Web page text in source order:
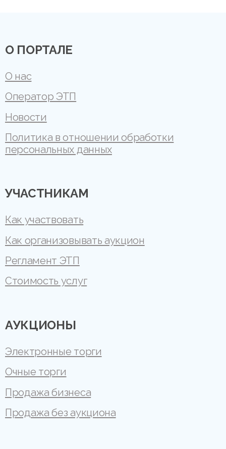
О ПОРТАЛЕ
О нас
Оператор ЭТП
Новости
Политика в отношении обработки
персональных данных
УЧАСТНИКАМ
Как участвовать
Как организовывать аукцион
Регламент ЭТП
Стоимость услуг
АУКЦИОНЫ
Электронные торги
Очные торги
Продажа бизнеса
Продажа без аукциона